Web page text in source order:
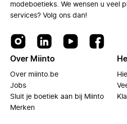
modeboetieks. We wensen u veel
services? Volg ons dan!
Over Miinto
Over miinto.be
Jobs
Sluit je boetiek aan bij Miinto
Merken